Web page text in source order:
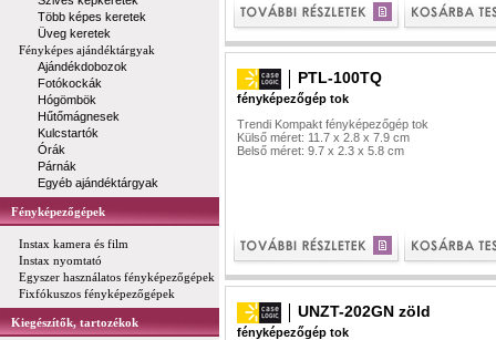
Több képes keretek
Üveg keretek
Fényképes ajándéktárgyak
Ajándékdobozok
Fotókockák
Hógömbök
Hűtőmágnesek
Kulcstartók
Órák
Párnák
Egyéb ajándéktárgyak
Fényképezőgépek
Instax kamera és film
Instax nyomtató
Egyszer használatos fényképezőgépek
Fixfókuszos fényképezőgépek
Kiegészítők, tartozékok
PTL-100TQ
fényképezőgép tok
Trendi Kompakt fényképezőgép tok
Külső méret: 11.7 x 2.8 x 7.9 cm
Belső méret: 9.7 x 2.3 x 5.8 cm
UNZT-202GN zöld
fényképezőgép tok